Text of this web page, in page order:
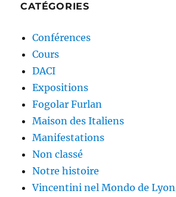
CATÉGORIES
Conférences
Cours
DACI
Expositions
Fogolar Furlan
Maison des Italiens
Manifestations
Non classé
Notre histoire
Vincentini nel Mondo de Lyon